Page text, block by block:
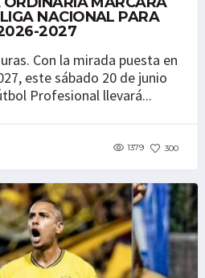
NACIONAL PARA
2027
Con la mirada puesta en
este sábado 20 de junio
Profesional llevará...
1379 300